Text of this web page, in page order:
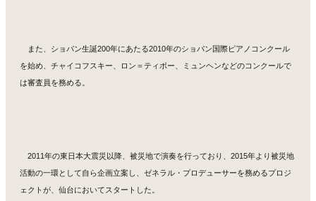
また、ショパン生誕200年にあたる2010年のショパン国際ピアノコンクール
を始め、チャイコフスキー、ロン＝ティボー、ミュンヘンなどのコンクールで
は審査員を務める。
2011年の東日本大震災以降、被災地で演奏を行っており、2015年より被災地
活動の一環として自ら企画立案し、ゼネラル・プロデューサーを務めるプロジ
ェクトが、仙台においてスタートした。